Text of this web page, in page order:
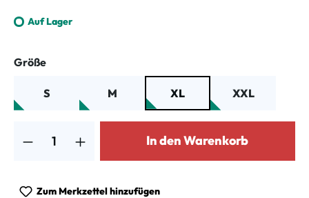
Auf Lager
Größeauswählen
S M XL XXL
In den Warenkorb
Zum Merkzettel hinzufügen